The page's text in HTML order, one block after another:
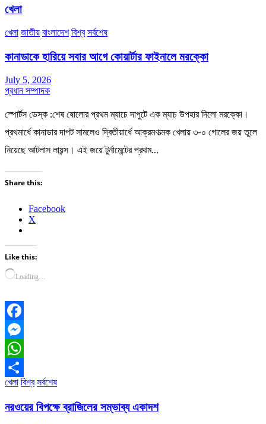
খেলা
খেলা জাতীয় বাংলাদেশ বিশ্ব সর্বশেষ
কানাডাকে হারিয়ে সবার আগে কোয়ার্টার ফাইনালে মরক্কো
July 5, 2026
প্রধান সম্পাদক
স্পোর্টস ডেস্ক :শেষ ষোলোর প্রথম ম্যাচে দাপুটে এক ম্যাচ উপহার দিলো মরক্কো।
প্রথমার্ধে কানাডার দাপট সামলেও দ্বিতীয়ার্ধে আক্রমণাত্মক খেলায় ৩-০ গোলের জয় তুলে
নিয়েছে আটলাস লায়ন্স। এই জয়ে টুর্নামেন্টের প্রথম…
Share this:
Facebook
X
Like this:
Loading…
Facebook
Messenger
WhatsApp
Share
খেলা বিশ্ব সর্বশেষ
নরওয়ের বিপক্ষে ব্রাজিলের সম্ভাব্য একাদশ